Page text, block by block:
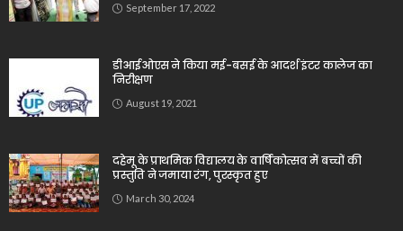
September 17, 2022
डीआईओएस ने किया मई-बसई के आदर्श इंटर कालेज का
निरीक्षण
August 19, 2021
दहेमू के प्राथमिक विद्यालय के वार्षिकोत्सव में बच्चों की
प्रस्तुति ने जमाया रंग, पुरस्कृत हुए
March 30, 2024